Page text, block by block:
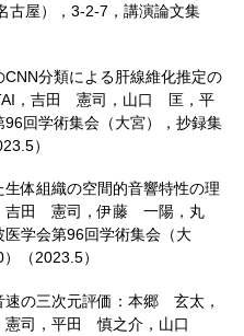
古屋），3-2-7，講演論文集
分類による肝線維化推定の
，吉田 憲司，山口 匡，平
回学術集会（大宮），抄録集
）
体組織の空間的音響特性の理
田 憲司，伊藤 一陽，丸
学会第96回学術集会（大
（2023.5）
速の三次元評価：本郷 玄太，
司，平田 慎之介，山口